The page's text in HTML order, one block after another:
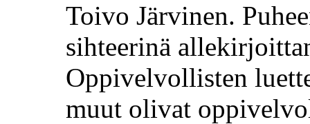
Toivo Järvinen.
sihteerinä
Oppivelvollisten
muut olivat